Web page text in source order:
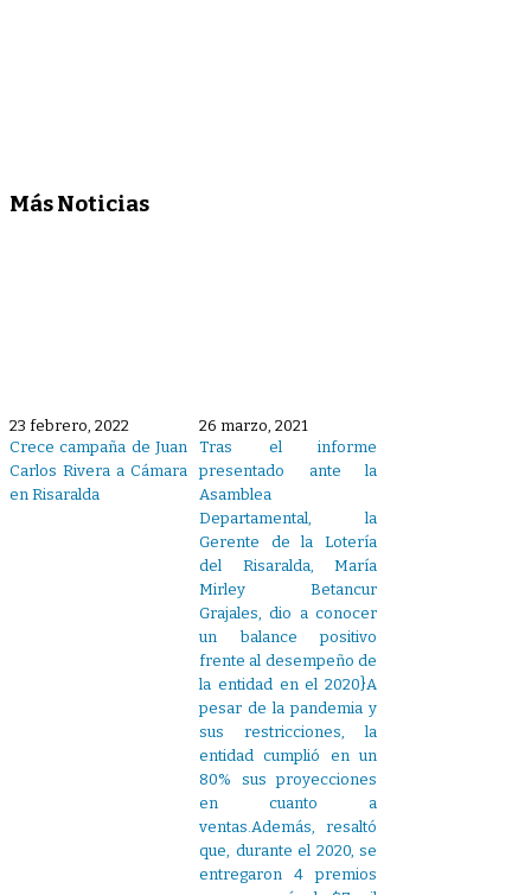
Más Noticias
23 febrero, 2022
Crece campaña de Juan
Carlos Rivera a Cámara
en Risaralda
26 marzo, 2021
Tras el informe
presentado ante la
Asamblea
Departamental, la
Gerente de la Lotería
del Risaralda, María
Mirley Betancur
Grajales, dio a conocer
un balance positivo
frente al desempeño de
la entidad en el 2020}A
pesar de la pandemia y
sus restricciones, la
entidad cumplió en un
80% sus proyecciones
en cuanto a
ventas.Además, resaltó
que, durante el 2020, se
entregaron 4 premios